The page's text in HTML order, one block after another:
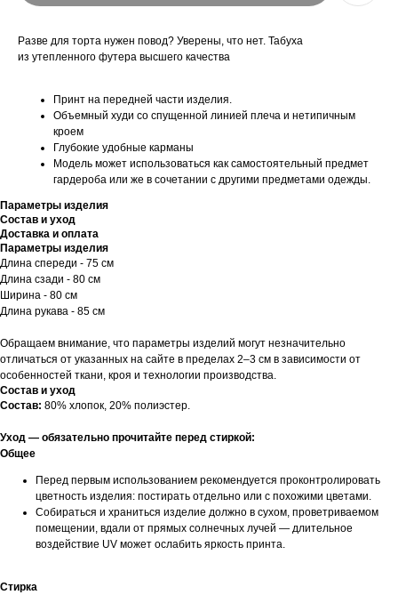
Разве для торта нужен повод? Уверены, что нет. Табуха
из утепленного футера высшего качества
Принт на передней части изделия.
Объемный худи со спущенной линией плеча и нетипичным
кроем
Глубокие удобные карманы
Модель может использоваться как самостоятельный предмет
гардероба или же в сочетании с другими предметами одежды.
Параметры изделия
Состав и уход
Доставка и оплата
Параметры изделия
Длина спереди - 75 см
Длина сзади - 80 см
Ширина - 80 см
Длина рукава - 85 см
Обращаем внимание, что параметры изделий могут незначительно
отличаться от указанных на сайте в пределах 2–3 см в зависимости от
особенностей ткани, кроя и технологии производства.
Состав и уход
Состав: 80% хлопок, 20% полиэстер.
Уход — обязательно прочитайте перед стиркой:
Общее
Перед первым использованием рекомендуется проконтролировать
цветность изделия: постирать отдельно или с похожими цветами.
Собираться и храниться изделие должно в сухом, проветриваемом
помещении, вдали от прямых солнечных лучей — длительное
воздействие UV может ослабить яркость принта.
Стирка